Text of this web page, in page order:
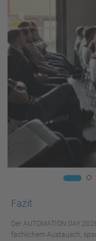
Fazit
Der AUTOMATION DAY
fachlichem Austausch,